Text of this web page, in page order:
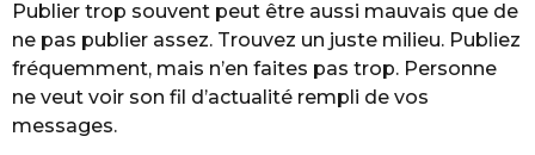
Publier trop souvent peut être aussi mauvais que de
ne pas publier assez. Trouvez un juste milieu. Publiez
fréquemment, mais n’en faites pas trop. Personne
ne veut voir son fil d’actualité rempli de vos
messages.